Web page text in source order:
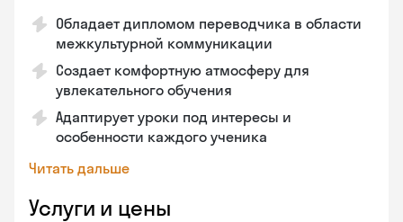
Обладает дипломом переводчика в области
межкультурной коммуникации
Создает комфортную атмосферу для
увлекательного обучения
Адаптирует уроки под интересы и
особенности каждого ученика
Читать дальше
Услуги и цены